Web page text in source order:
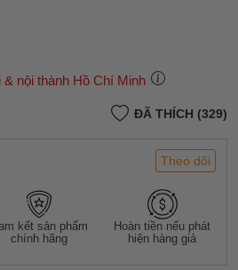
nội thành Hồ Chí Minh
ĐÃ THÍCH (329)
Theo dõi
kết sản phẩm
chính hãng
Hoàn tiền nếu phát
hiện hàng giả